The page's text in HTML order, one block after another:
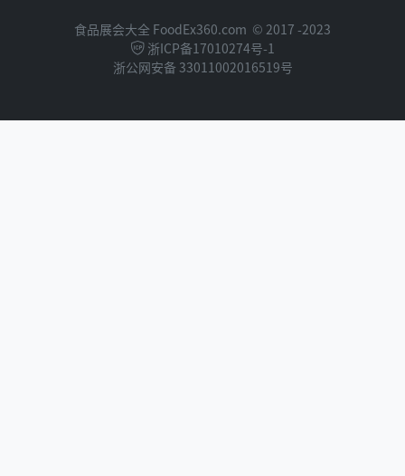
食品展会大全 FoodEx360.com © 2017 -2023
浙ICP备17010274号-1
浙公网安备 33011002016519号